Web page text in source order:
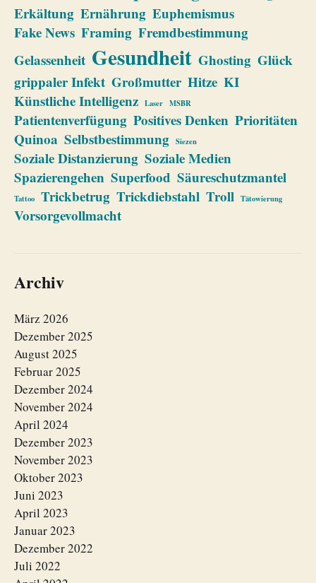
Erkältung Ernährung Euphemismus
Fake News Framing Fremdbestimmung
Gelassenheit Gesundheit Ghosting Glück
grippaler Infekt Großmutter Hitze KI
Künstliche Intelligenz Laser MSBR
Patientenverfügung Positives Denken Prioritäten
Quinoa Selbstbestimmung Siezen
Soziale Distanzierung Soziale Medien
Spazierengehen Superfood Säureschutzmantel
Tattoo Trickbetrug Trickdiebstahl Troll Tätowierung
Vorsorgevollmacht
Archiv
März 2026
Dezember 2025
August 2025
Februar 2025
Dezember 2024
November 2024
April 2024
Dezember 2023
November 2023
Oktober 2023
Juni 2023
April 2023
Januar 2023
Dezember 2022
Juli 2022